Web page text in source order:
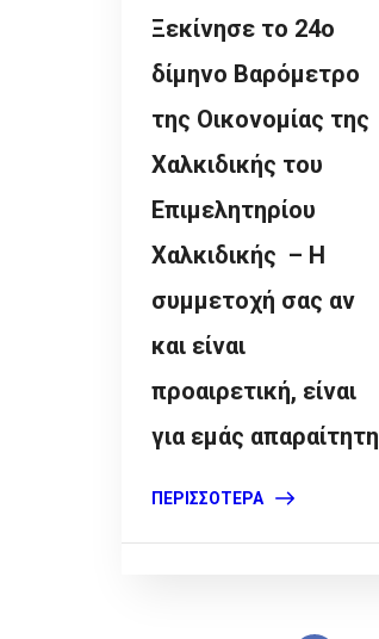
Ξεκίνησε το 24ο
δίμηνο Βαρόμετρο
της Οικονομίας της
Χαλκιδικής του
Επιμελητηρίου
Χαλκιδικής – Η
συμμετοχή σας αν
και είναι
προαιρετική, είναι
για εμάς απαραίτητη
ΠΕΡΙΣΣΌΤΕΡΑ